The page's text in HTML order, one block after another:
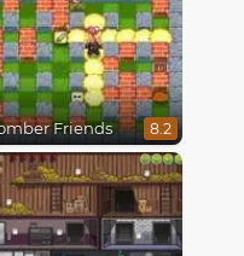
Friends 8.2